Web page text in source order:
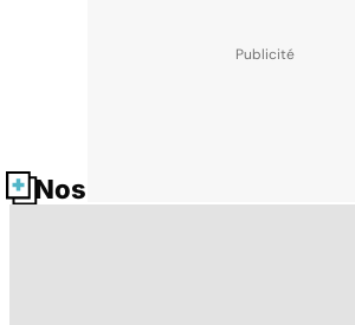
Nos fiches santé